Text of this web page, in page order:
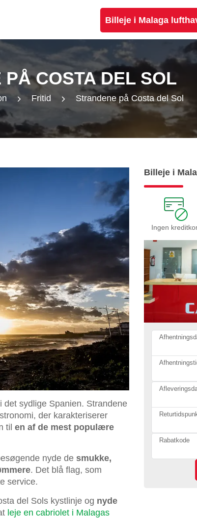
Billeje i Malaga
COSTA DEL SOL
Fritid Strandene på Costa del Sol
sydlige Spanien. Strandene
der karakteriserer
til en af de mest populære
nyde de smukke,
. Det blå flag, som
service.
del Sols kystlinje og nyde
leje en cabriolet i Malagas
Billeje i
Ingen
Rabatkode